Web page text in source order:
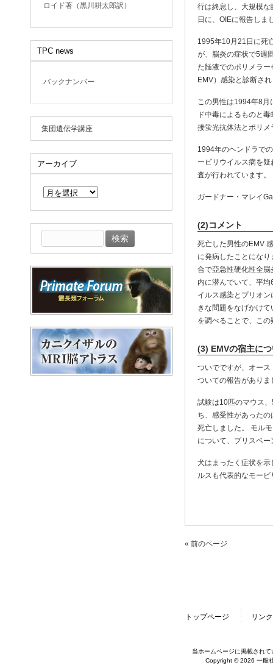
行は終息し、大規模
日に、OIEに報告しま
1995年10月21日に死
が、脳炎の症状で5週
た髄液でのポリメラ
EMV）感染と診断さ
この男性は1994年8月
ド中毒によるものと
接蛍光抗体法とポリ
1994年のヘンドラで
ービリウイルス病を
査が行われています
ガードナー・マレイ
(2)コメント
死亡した男性のEMV
に発病したことにな
合で亞急性硬化性全
内に潜んでいて、平
イルス感染とプリオ
きな問題をなげかけ
を調べることで、こ
(3) EMVの宿主に
ついでですが、オー
ついての報告があり
試験は10匹のマウス
ち、感受性があった
死亡しました。 モル
について、ブリスベ
犬はまったく症状を
ルスも代表的なモー
« 前のページ
ロイド著（黒川耕太郎訳）
TPC news
バックナンバー
集団遺伝学講座
アーカイブ
イ
ブ
索:
トップページ リンク
当ホームページに掲載され
Copyright © 2026 一般